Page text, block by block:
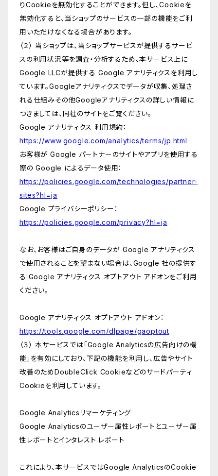
りCookieを無効化することができます。但し、Cookieを
無効化すると、当ショップのサービスの一部の機能をご利
用いただけなくなる場合があります。
（２） 当ショップは、当ショップサービスが提供するサービ
スの利用状況等を調査・分析するため、本サービス上に
Google LLCが提供する Google アナリティクスを利用し
ています。Googleアナリティクスでデータが収集、処理さ
れる仕組みその他Googleアナリティクスの詳しい情報に
つきましては、同社のサイトをご覧ください。
Google アナリティクス 利用規約：
https://www.google.com/analytics/terms/jp.html
お客様が Google パートナーのサイトやアプリを使用する
際の Google によるデータ使用：
https://policies.google.com/technologies/partner-
sites?hl=ja
Google プライバシーポリシー：
https://policies.google.com/privacy?hl=ja
なお、お客様はご自身のデータが Google アナリティクス
で使用されることを望まない場合は、Google 社の提供す
る Google アナリティクス オプトアウト アドオンをご利用
ください。
Google アナリティクス オプトアウト アドオン：
https://tools.google.com/dlpage/gaoptout
（３） 本サービスでは「Google Analyticsの広告向けの機
能」を有効にしており、下記の機能を利用し、広告やサイト
改善のためDoubleClick Cookieなどのサードパーティ
Cookieを利用しています。
Google Analyticsリマーケティング
Google Analyticsのユーザー属性レポートとユーザー属
性レポートとインタレスト レポート
これにより、本サービスではGoogle AnalyticsのCookie